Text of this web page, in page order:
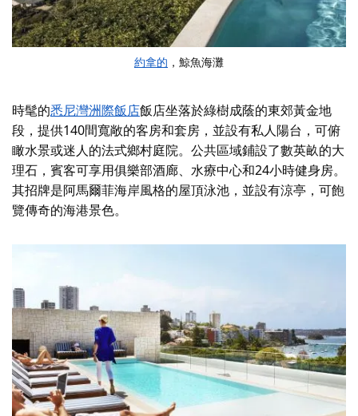
約拿的 ，鯨魚海灘
時髦的悉尼灣洲際飯店飯店坐落於綠樹成蔭的東郊黃金地
段，提供140間寬敞的客房和套房，並設有私人陽台，可俯
瞰水景或迷人的法式鄉村庭院。公共區域鋪設了數英畝的大
理石，賓客可享用俱樂部酒廊、水療中心和24小時健身房。
其招牌是阿馬爾菲海岸風格的屋頂泳池，並設有涼亭，可飽
覽傳奇的海港景色。